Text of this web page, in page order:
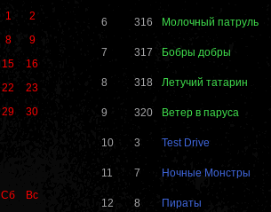
1
2
8
9
15
16
22
23
29
30
Сб
Вс
6 316 Молочный патруль
7 317 Бобры добры
8 318 Летучий татарин
9 320 Ветер в паруса
10 3 Test Drive
11 7 Ночные Монстры
12 8 Пираты